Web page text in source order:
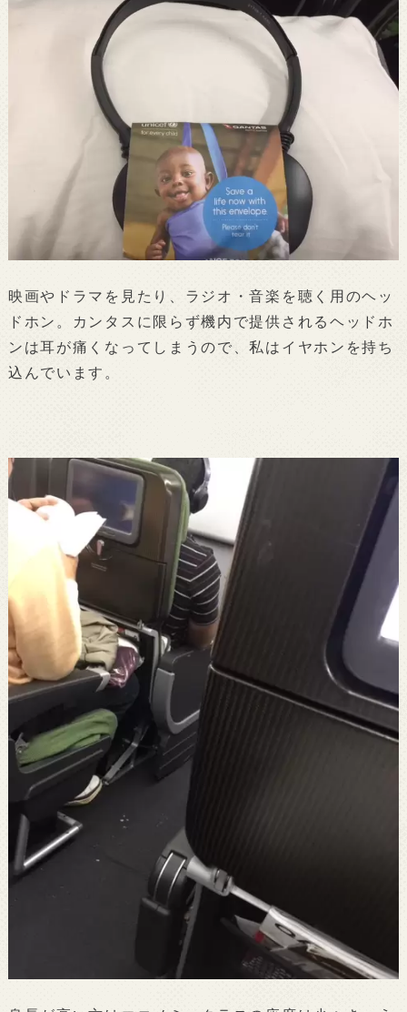
映画やドラマを見たり、ラジオ・音楽を聴く用のヘッ
ドホン。カンタスに限らず機内で提供されるヘッドホ
ンは耳が痛くなってしまうので、私はイヤホンを持ち
込んでいます。